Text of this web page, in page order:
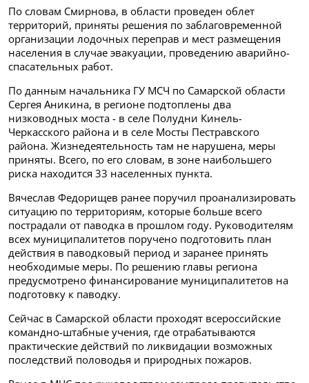
По словам Смирнова, в области проведен облет
территорий, приняты решения по заблаговременной
организации лодочных переправ и мест размещения
населения в случае эвакуации, проведению аварийно-
спасательных работ.
По данным начальника ГУ МСЧ по Самарской области
Сергея Аникина, в регионе подтоплены два
низководных моста - в селе Полудни Кинель-
Черкасского района и в селе Мосты Пестравского
района. Жизнедеятельность там не нарушена, меры
приняты. Всего, по его словам, в зоне наибольшего
риска находится 33 населенных пункта.
Вячеслав Федорищев ранее поручил проанализировать
ситуацию по территориям, которые больше всего
пострадали от паводка в прошлом году. Руководителям
всех муниципалитетов поручено подготовить план
действия в паводковый период и заранее принять
необходимые меры. По решению главы региона
предусмотрено финансирование муниципалитетов на
подготовку к паводку.
Сейчас в Самарской области проходят всероссийские
командно-штабные учения, где отрабатываются
практические действий по ликвидации возможных
последствий половодья и природных пожаров.